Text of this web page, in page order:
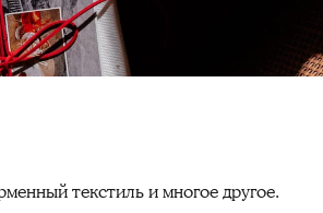
текстиль и многое другое.